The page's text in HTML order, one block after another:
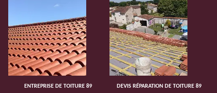
ENTREPRISE DE TOITURE 89 DEVIS RÉPARATION DE TOITURE 89